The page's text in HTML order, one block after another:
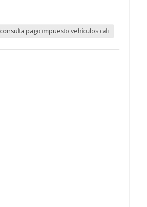
consulta pago impuesto vehículos cali